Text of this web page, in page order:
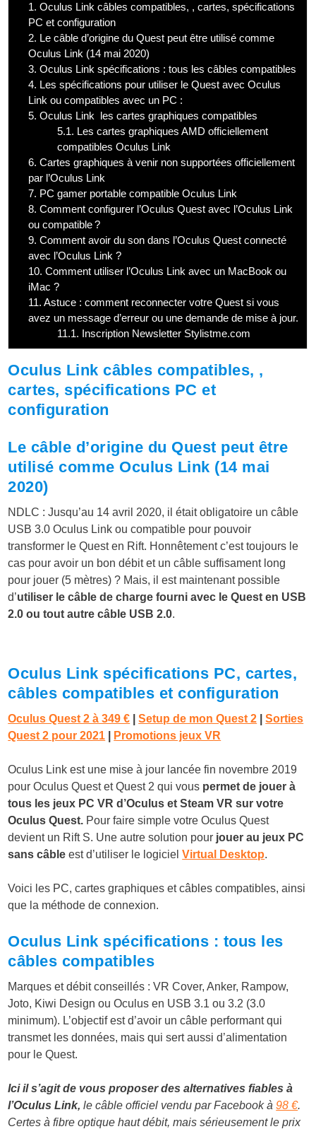
1. Oculus Link câbles compatibles, , cartes, spécifications
PC et configuration
2. Le câble d’origine du Quest peut être utilisé comme
Oculus Link (14 mai 2020)
3. Oculus Link spécifications : tous les câbles compatibles
4. Les spécifications pour utiliser le Quest avec Oculus
Link ou compatibles avec un PC :
5. Oculus Link les cartes graphiques compatibles
5.1. Les cartes graphiques AMD officiellement
compatibles Oculus Link
6. Cartes graphiques à venir non supportées officiellement
par l’Oculus Link
7. PC gamer portable compatible Oculus Link
8. Comment configurer l’Oculus Quest avec l’Oculus Link
ou compatible ?
9. Comment avoir du son dans l’Oculus Quest connecté
avec l’Oculus Link ?
10. Comment utiliser l’Oculus Link avec un MacBook ou
iMac ?
11. Astuce : comment reconnecter votre Quest si vous
avez un message d’erreur ou une demande de mise à jour.
11.1. Inscription Newsletter Stylistme.com
Oculus Link câbles compatibles, ,
cartes, spécifications PC et
configuration
Le câble d’origine du Quest peut être
utilisé comme Oculus Link (14 mai
2020)
NDLC : Jusqu’au 14 avril 2020, il était obligatoire un câble
USB 3.0 Oculus Link ou compatible pour pouvoir
transformer le Quest en Rift. Honnêtement c’est toujours le
cas pour avoir un bon débit et un câble suffisament long
pour jouer (5 mètres) ? Mais, il est maintenant possible
d’utiliser le câble de charge fourni avec le Quest en USB
2.0 ou tout autre câble USB 2.0.
Oculus Link spécifications PC, cartes,
câbles compatibles et configuration
Oculus Quest 2 à 349 € |Setup de mon Quest 2 |Sorties
Quest 2 pour 2021
Promotions jeux VR
Oculus Link est une mise à jour lancée fin novembre 2019
pour Oculus Quest et Quest 2 qui vous permet de jouer à
tous les jeux PC VR d’Oculus et Steam VR sur votre
Oculus Quest. Pour faire simple votre Oculus Quest
devient un Rift S. Une autre solution pour jouer au jeux PC
sans câble est d’utiliser le logicielVirtual Desktop.
Voici les PC, cartes graphiques et câbles compatibles, ainsi
que la méthode de connexion.
Oculus Link spécifications : tous les
câbles compatibles
Marques et débit conseillés : VR Cover, Anker, Rampow,
Joto, Kiwi Design ou Oculus en USB 3.1 ou 3.2 (3.0
minimum). L’objectif est d’avoir un câble performant qui
transmet les données, mais qui sert aussi d’alimentation
pour le Quest.
Ici il s’agit de vous proposer des alternatives fiables à
l’Oculus Link, le câble officiel vendu par Facebook à98 €.
Certes à fibre optique haut débit, mais sérieusement le prix